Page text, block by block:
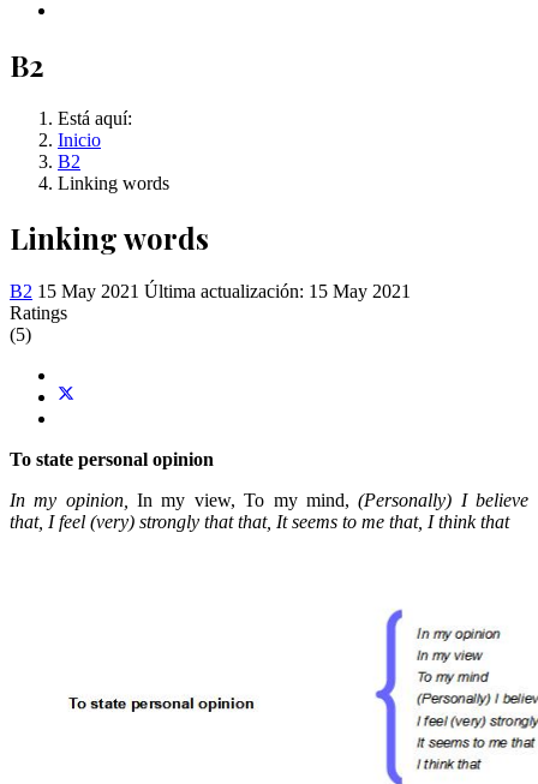
B2
Está aquí:
Inicio
B2
Linking words
Linking words
B2 15 May 2021 Última actualización: 15 May 2021
Ratings
(5)
To state personal opinion
In my opinion,In my view, To my mind,(Personally) I believe
that, I feel (very) strongly that that, It seems to me that, I think that